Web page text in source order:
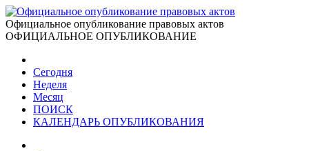
Официальное опубликование правовых актов
ОФИЦИАЛЬНОЕ ОПУБЛИКОВАНИЕ
Сегодня
Неделя
Месяц
ПОИСК
КАЛЕНДАРЬ ОПУБЛИКОВАНИЯ